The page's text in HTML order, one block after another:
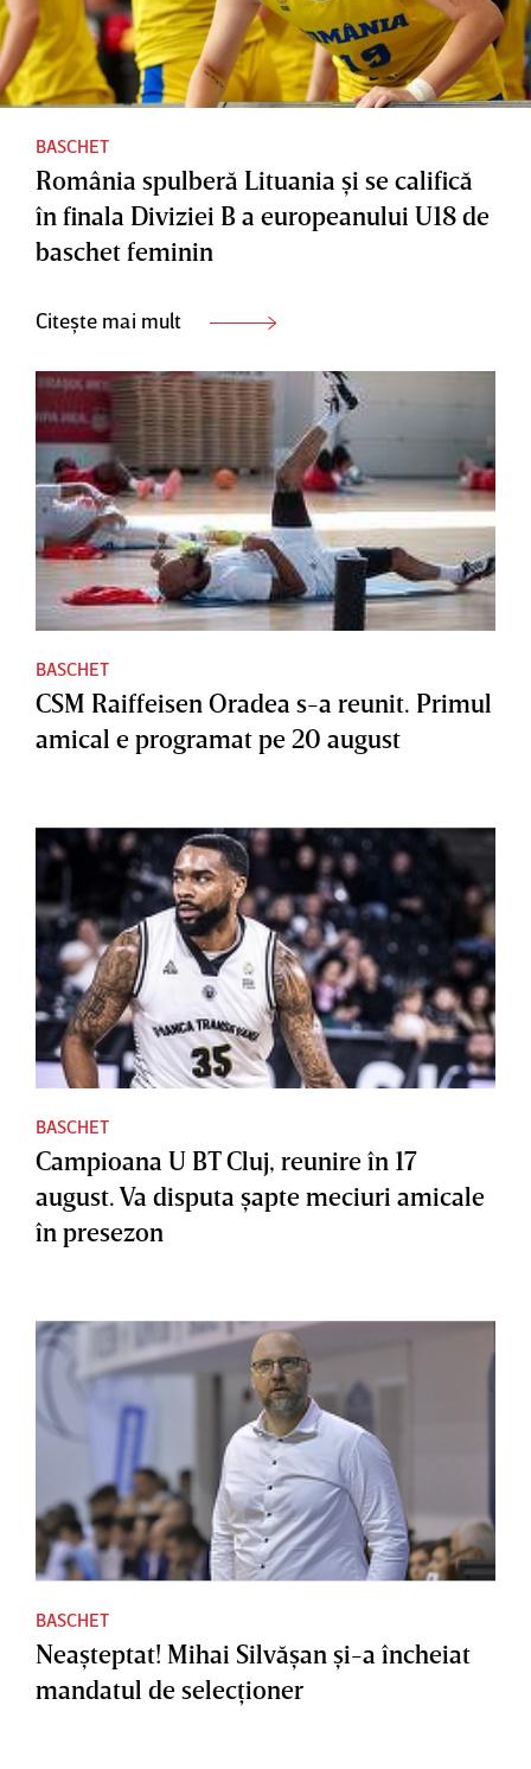
BASCHET
România spulberă Lituania şi se califică
în finala Diviziei B a europeanului U18 de
baschet feminin
Citește mai mult
BASCHET
CSM Raiffeisen Oradea s-a reunit. Primul
amical e programat pe 20 august
BASCHET
Campioana U BT Cluj, reunire în 17
august. Va disputa şapte meciuri amicale
în presezon
BASCHET
Neaşteptat! Mihai Silvăşan şi-a încheiat
mandatul de selecţioner